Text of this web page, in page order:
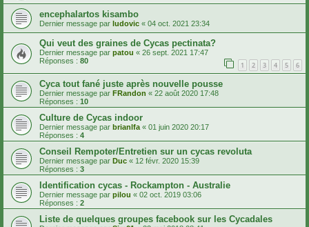
encephalartos kisambo
Dernier message par ludovic « 04 oct. 2021 23:34
Qui veut des graines de Cycas pectinata?
Dernier message par patou « 26 sept. 2021 17:47
Réponses : 80 1 2 3 4 5 6
Cyca tout fané juste après nouvelle pousse
Dernier message par FRandon « 22 août 2020 17:48
Réponses : 10
Culture de Cycas indoor
Dernier message par brianlfa « 01 juin 2020 20:17
Réponses : 4
Conseil Rempoter/Entretien sur un cycas revoluta
Dernier message par Duc « 12 févr. 2020 15:39
Réponses : 3
Identification cycas - Rockampton - Australie
Dernier message par pilou « 02 oct. 2019 03:06
Réponses : 2
Liste de quelques groupes facebook sur les Cycadales